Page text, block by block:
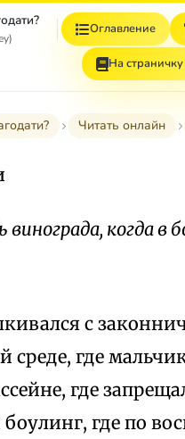
Оглавление
На
Читать онлайн
когда в
с
среде, где
где
где по